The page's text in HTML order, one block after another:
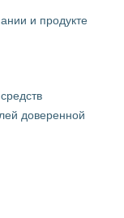
и продукте
доверенной